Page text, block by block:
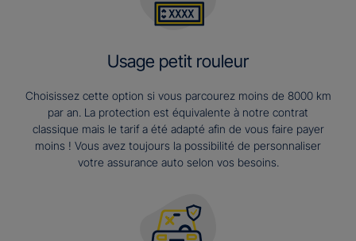
Usage petit rouleur
Choisissez cette option si vous parcourez moins de 8000 km
par an. La protection est équivalente à notre contrat
classique mais le tarif a été adapté afin de vous faire payer
moins ! Vous avez toujours la possibilité de personnaliser
votre assurance auto selon vos besoins.